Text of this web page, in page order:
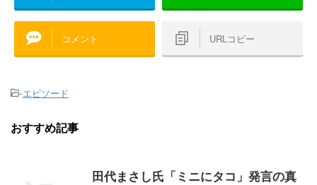
コメント URLコピー
-エピソード
おすすめ記事
田代まさし氏「ミニにタコ」発言の真